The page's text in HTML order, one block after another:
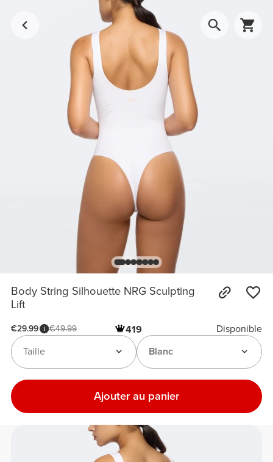
Body String Silhouette NRG Sculpting
Lift
€29.99 €49.99 419
Disponible
Blanc
Taille
Ajouter au panier